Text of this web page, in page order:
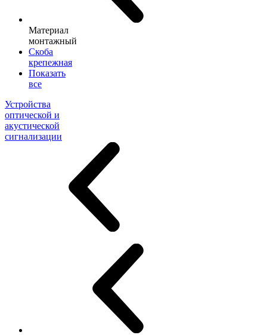
Материал
монтажный
Скоба
крепежная
Показать
все
Устройства
оптической и
акустической
сигнализации